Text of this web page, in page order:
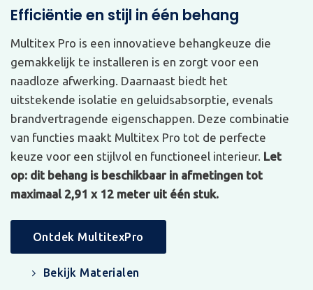
Efficiëntie en stijl in één behang
Multitex Pro is een innovatieve behangkeuze die
gemakkelijk te installeren is en zorgt voor een
naadloze afwerking. Daarnaast biedt het
uitstekende isolatie en geluidsabsorptie, evenals
brandvertragende eigenschappen. Deze combinatie
van functies maakt Multitex Pro tot de perfecte
keuze voor een stijlvol en functioneel interieur. Let
op: dit behang is beschikbaar in afmetingen tot
maximaal 2,91 x 12 meter uit één stuk.
Ontdek MultitexPro
Bekijk Materialen